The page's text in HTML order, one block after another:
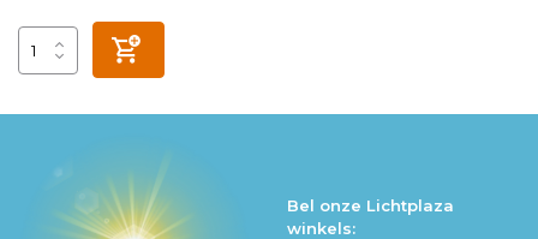
Bel onze Lichtplaza
winkels: